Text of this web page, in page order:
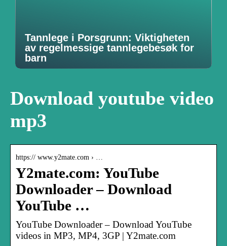
Tannlege i Porsgrunn: Viktigheten
av regelmessige tannlegebesøk for
barn
Download youtube video
mp3
https:// www.y2mate.com › …
Y2mate.com: YouTube
Downloader – Download
YouTube …
YouTube Downloader – Download YouTube
videos in MP3, MP4, 3GP | Y2mate.com